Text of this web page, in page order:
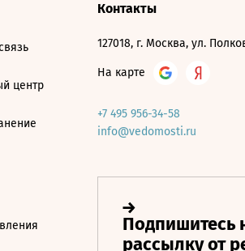
центр
Контакты
127018, г. Москва, ул.
На карте
+7 495 956-34-58
info@vedomosti.ru